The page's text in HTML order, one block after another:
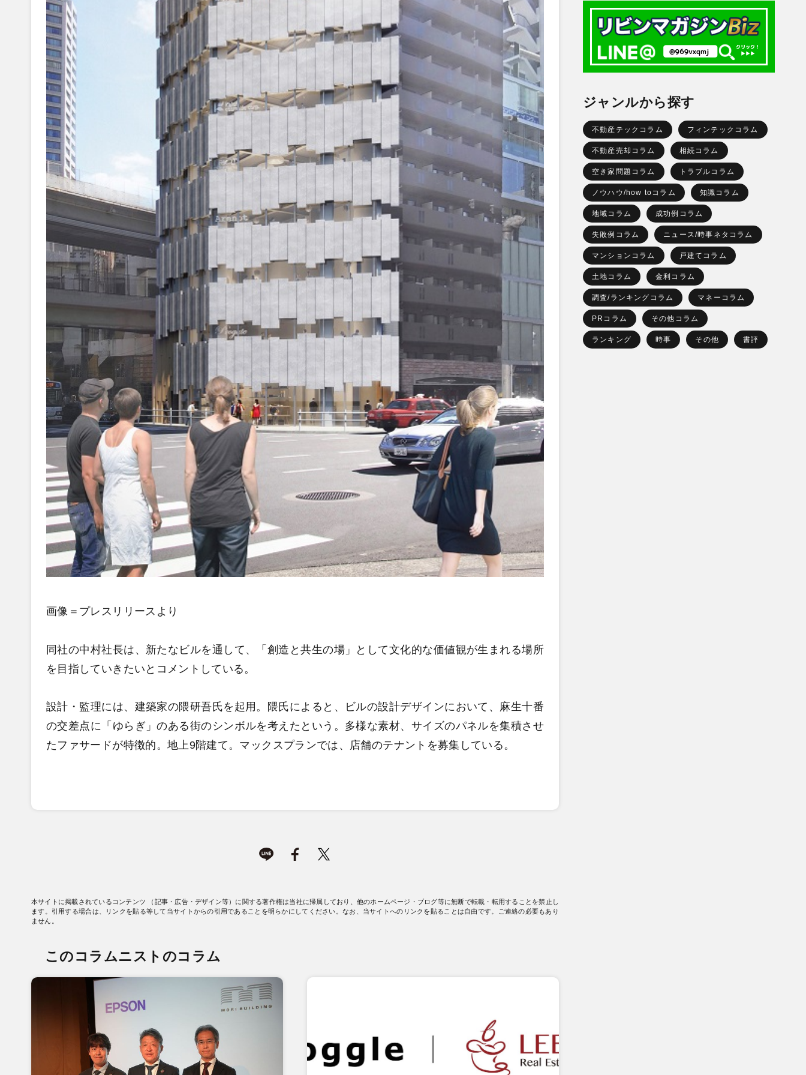
画像＝プレスリリースより
同社の中村社長は、新たなビルを通して、「創造と共生の場」として文化的な価値観が生まれる場所
を目指していきたいとコメントしている。
設計・監理には、建築家の隈研吾氏を起用。隈氏によると、ビルの設計デザインにおいて、麻生十番
の交差点に「ゆらぎ」のある街のシンボルを考えたという。多様な素材、サイズのパネルを集積させ
たファサードが特徴的。地上9階建て。マックスプランでは、店舗のテナントを募集している。
本サイトに掲載されているコンテンツ （記事・広告・デザイン等）に関する著作権は当社に帰属しており、他のホームページ・ブログ等に無断で転載・転用することを禁止し
ます。引用する場合は、リンクを貼る等して当サイトからの引用であることを明らかにしてください。なお、当サイトへのリンクを貼ることは自由です。ご連絡の必要もあり
ません。
このコラムニストのコラム
ジャンルから探す
不動産テックコラム フィンテックコラム
不動産売却コラム 相続コラム
空き家問題コラム トラブルコラム
ノウハウ/how toコラム 知識コラム
地域コラム 成功例コラム
失敗例コラム ニュース/時事ネタコラム
マンションコラム 戸建てコラム
土地コラム 金利コラム
調査/ランキングコラム マネーコラム
PRコラム その他コラム
ランキング 時事 その他 書評